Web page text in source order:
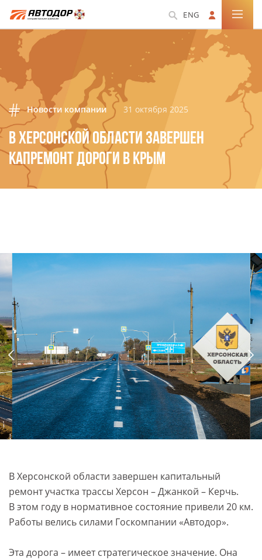
ENG
Новости компании 31 октября 2025
В ХЕРСОНСКОЙ ОБЛАСТИ ЗАВЕРШЕН
КАПРЕМОНТ ДОРОГИ В КРЫМ
В Херсонской области завершен капитальный
ремонт участка трассы Херсон – Джанкой – Керчь.
В этом году в нормативное состояние привели 20 км.
Работы велись силами Госкомпании «Автодор».
Эта дорога – имеет стратегическое значение. Она